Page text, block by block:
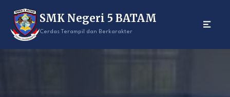
content
SMK Negeri 5 BATAM
Cerdas Terampil dan Berkarakter